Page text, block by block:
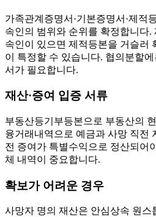
가족관계증명서·기본증명서·제적
속인의 범위와 순위를 확정합니다.
속인이 있으면 제적등본을 거슬러
이 특정할 수 있습니다. 협의분할
서가 필요합니다.
재산·증여 입증 서류
부동산등기부등본으로 부동산의
융거래내역으로 예금과 사망 직전
전 증여가 특별수익으로 정산되어
체 내역이 중요합니다.
확보가 어려운 경우
사망자 명의 재산은 안심상속 원스